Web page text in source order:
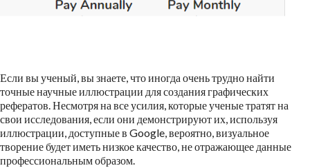
Если вы ученый, вы знаете, что иногда очень трудно найти
точные научные иллюстрации для создания графических
рефератов. Несмотря на все усилия, которые ученые тратят на
свои исследования, если они демонстрируют их, используя
иллюстрации, доступные в Google, вероятно, визуальное
творение будет иметь низкое качество, не отражающее данные
профессиональным образом.